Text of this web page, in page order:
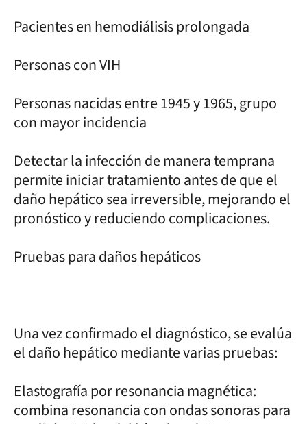
Pacientes en hemodiálisis prolongada
Personas con VIH
Personas nacidas entre 1945 y 1965, grupo
con mayor incidencia
Detectar la infección de manera temprana
permite iniciar tratamiento antes de que el
daño hepático sea irreversible, mejorando el
pronóstico y reduciendo complicaciones.
Pruebas para daños hepáticos
Una vez confirmado el diagnóstico, se evalúa
el daño hepático mediante varias pruebas:
Elastografía por resonancia magnética:
combina resonancia con ondas sonoras para